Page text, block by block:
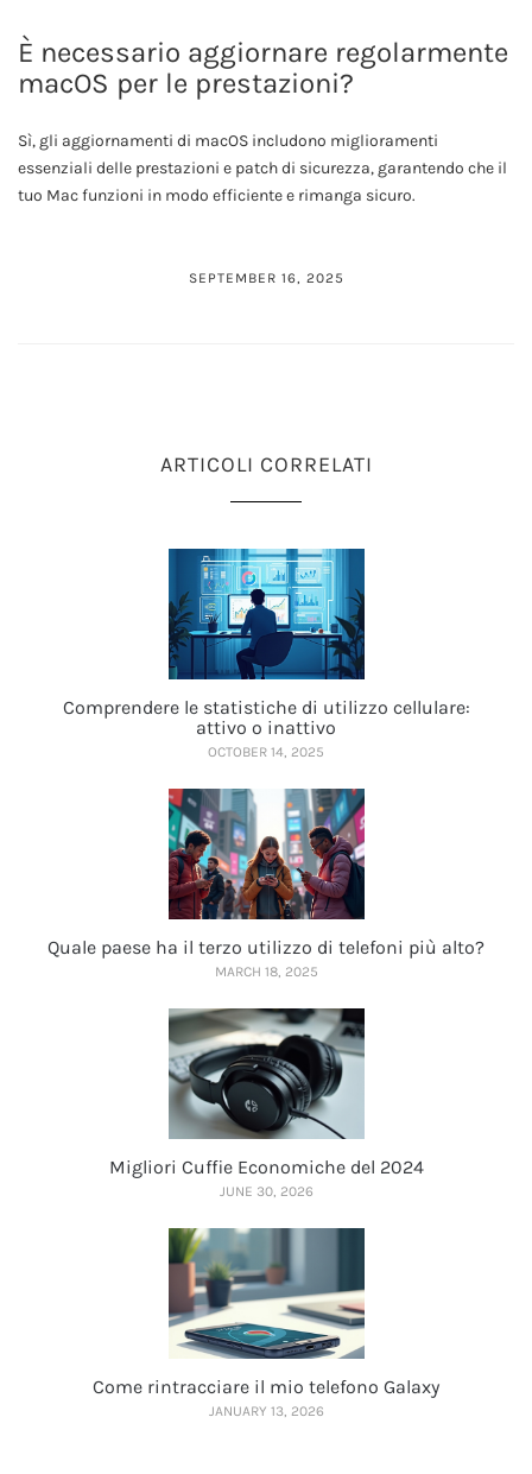
È necessario aggiornare regolarmente
macOS per le prestazioni?
Sì, gli aggiornamenti di macOS includono miglioramenti
essenziali delle prestazioni e patch di sicurezza, garantendo che il
tuo Mac funzioni in modo efficiente e rimanga sicuro.
SEPTEMBER 16, 2025
ARTICOLI CORRELATI
Comprendere le statistiche di utilizzo cellulare:
attivo o inattivo
OCTOBER 14, 2025
Quale paese ha il terzo utilizzo di telefoni più alto?
MARCH 18, 2025
Migliori Cuffie Economiche del 2024
JUNE 30, 2026
Come rintracciare il mio telefono Galaxy
JANUARY 13, 2026